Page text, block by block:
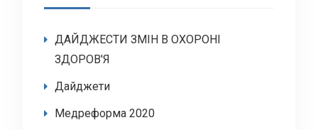
ДАЙДЖЕСТИ ЗМІН В ОХОРОНІ
ЗДОРОВ'Я
Дайджети
Медреформа 2020